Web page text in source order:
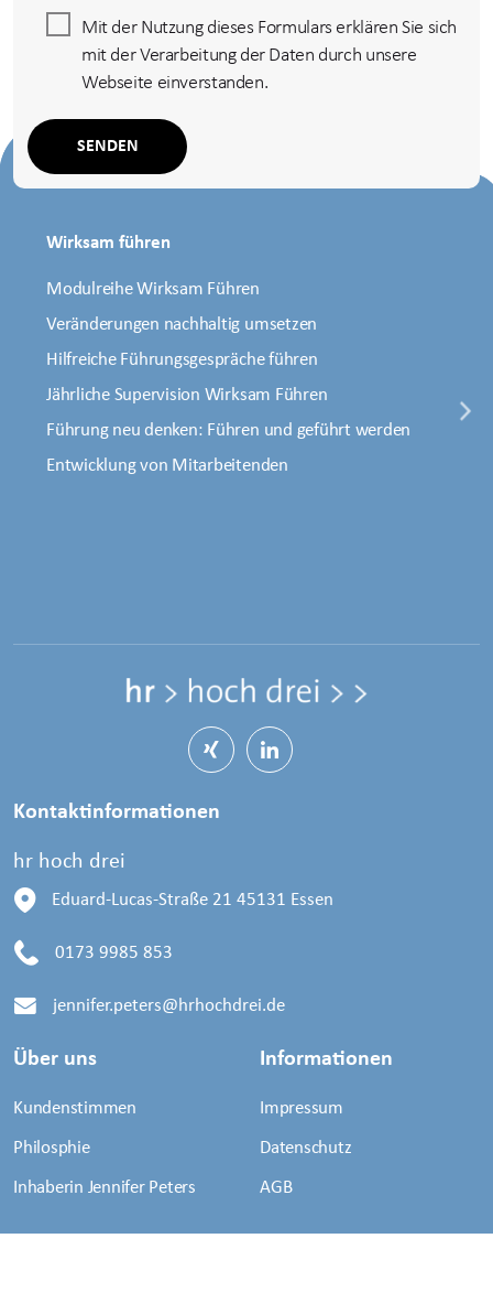
Mit der Nutzung dieses Formulars erklären Sie sich
mit der Verarbeitung der Daten durch unsere
Webseite einverstanden.
Wirksam führen
Modulreihe Wirksam Führen
Veränderungen nachhaltig umsetzen
Hilfreiche Führungsgespräche führen
Jährliche Supervision Wirksam Führen
Führung neu denken: Führen und geführt werden
Entwicklung von Mitarbeitenden
Kontaktinformationen
hr hoch drei
Eduard-Lucas-Straße 21 45131 Essen
0173 9985 853
jennifer.peters@hrhochdrei.de
Über uns
Kundenstimmen
Philosphie
Inhaberin Jennifer Peters
Informationen
Impressum
Datenschutz
AGB